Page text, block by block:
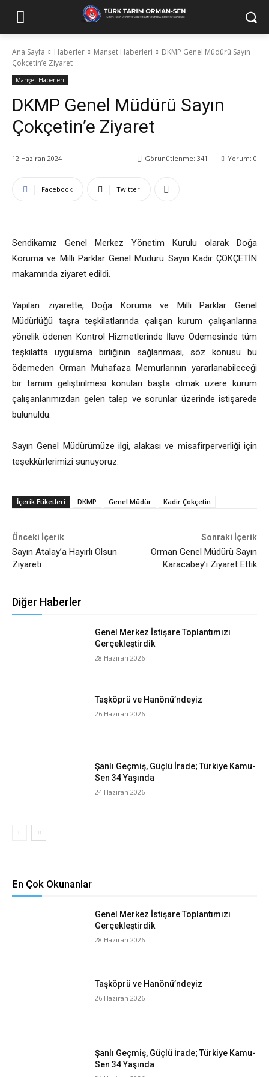
Ana Sayfa Haberler Manşet Haberleri
DKMP Genel Müdürü Sayın
Çokçetin’e Ziyaret
Manşet Haberleri
DKMP Genel Müdürü Sayın
Çokçetin’e Ziyaret
12 Haziran 2024 Yorum: 0
Görünütlenme: 341
Facebook Twitter
Sendikamız Genel Merkez Yönetim Kurulu olarak Doğa
Koruma ve Milli Parklar Genel Müdürü Sayın Kadir ÇOKÇETİN
makamında ziyaret edildi.
Yapılan ziyarette, Doğa Koruma ve Milli Parklar Genel
Müdürlüğü taşra teşkilatlarında çalışan kurum çalışanlarına
yönelik ödenen Kontrol Hizmetlerinde İlave Ödemesinde tüm
teşkilatta uygulama birliğinin sağlanması, söz konusu bu
ödemeden Orman Muhafaza Memurlarının yararlanabileceği
bir tamim geliştirilmesi konuları başta olmak üzere kurum
çalışanlarımızdan gelen talep ve sorunlar üzerinde istişarede
bulunuldu.
Sayın Genel Müdürümüze ilgi, alakası ve misafirperverliği için
teşekkürlerimizi sunuyoruz.
İçerik Etiketleri DKMP Genel Müdür Kadir Çokçetin
Önceki İçerik
Sayın Atalay’a Hayırlı Olsun
Ziyareti
Sonraki İçerik
Orman Genel Müdürü Sayın
Karacabey’i Ziyaret Ettik
Diğer Haberler
Genel Merkez İstişare Toplantımızı
Gerçekleştirdik
28 Haziran 2026
Taşköprü ve Hanönü’ndeyiz
26 Haziran 2026
Şanlı Geçmiş, Güçlü İrade; Türkiye Kamu-
Sen 34 Yaşında
24 Haziran 2026
En Çok Okunanlar
Genel Merkez İstişare Toplantımızı
Gerçekleştirdik
28 Haziran 2026
Taşköprü ve Hanönü’ndeyiz
26 Haziran 2026
Şanlı Geçmiş, Güçlü İrade; Türkiye Kamu-
Sen 34 Yaşında